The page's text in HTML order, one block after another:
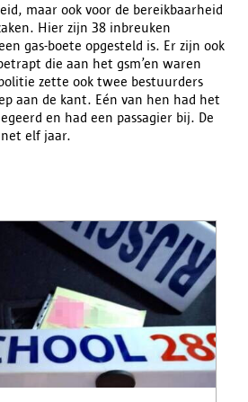
maar ook voor de bereikbaarheid
Hier zijn 38 inbreuken
gas-boete opgesteld is. Er zijn ook
die aan het gsm’en waren
zette ook twee bestuurders
aan de kant. Eén van hen had het
en had een passagier bij. De
elf jaar.